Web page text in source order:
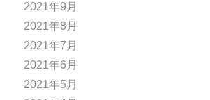
2021年9月
2021年8月
2021年7月
2021年6月
2021年5月